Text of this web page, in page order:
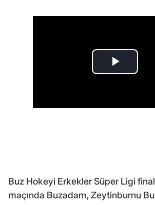
Buz Hokeyi Erkekler Süper Ligi
maçında Buzadam, Zeytinburnu